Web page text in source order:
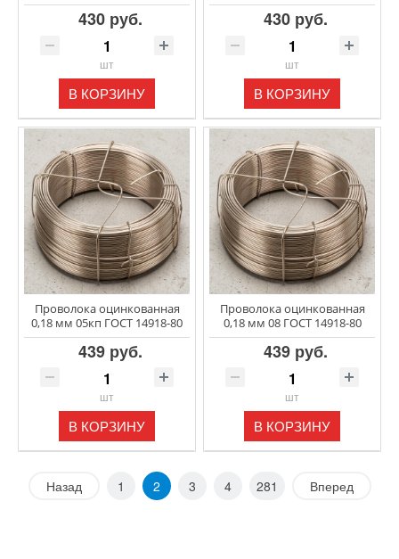
430 руб.
шт
В КОРЗИНУ
430 руб.
шт
В КОРЗИНУ
Проволока оцинкованная
0,18 мм 05кп ГОСТ 14918-80
439 руб.
шт
В КОРЗИНУ
Проволока оцинкованная
0,18 мм 08 ГОСТ 14918-80
439 руб.
шт
В КОРЗИНУ
Назад 1 2 3 4 281 Вперед